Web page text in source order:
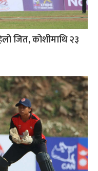
जित, कोशीमाथि २३